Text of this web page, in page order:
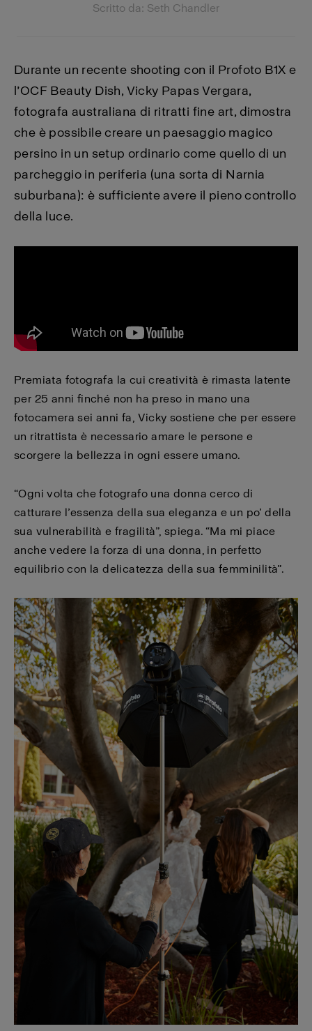
Scritto da: Seth Chandler
Durante un recente shooting con il Profoto B1X e
l’OCF Beauty Dish, Vicky Papas Vergara,
fotografa australiana di ritratti fine art, dimostra
che è possibile creare un paesaggio magico
persino in un setup ordinario come quello di un
parcheggio in periferia (una sorta di Narnia
suburbana): è sufficiente avere il pieno controllo
della luce.
Premiata fotografa la cui creatività è rimasta latente
per 25 anni finché non ha preso in mano una
fotocamera sei anni fa, Vicky sostiene che per essere
un ritrattista è necessario amare le persone e
scorgere la bellezza in ogni essere umano.
“Ogni volta che fotografo una donna cerco di
catturare l’essenza della sua eleganza e un po’ della
sua vulnerabilità e fragilità”, spiega. “Ma mi piace
anche vedere la forza di una donna, in perfetto
equilibrio con la delicatezza della sua femminilità”.